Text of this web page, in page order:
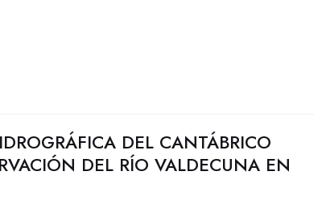
DEL CANTÁBRICO
DEL RÍO VALDECUNA EN